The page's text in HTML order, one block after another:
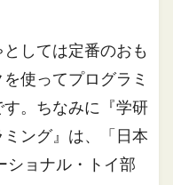
しては定番のおも
使ってプログラミ
。ちなみに『学研
ング』は、「日本
ショナル・トイ部